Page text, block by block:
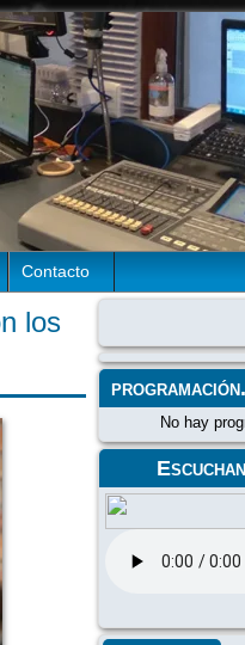
Contacto
los
programación
No hay